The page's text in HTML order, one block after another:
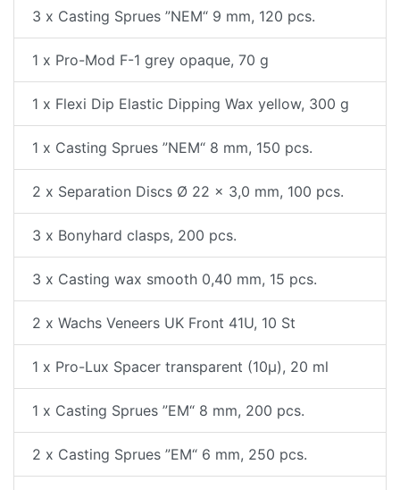
3 x Casting Sprues ”NEM“ 9 mm, 120 pcs.
1 x Pro-Mod F-1 grey opaque, 70 g
1 x Flexi Dip Elastic Dipping Wax yellow, 300 g
1 x Casting Sprues ”NEM“ 8 mm, 150 pcs.
2 x Separation Discs Ø 22 x 3,0 mm, 100 pcs.
3 x Bonyhard clasps, 200 pcs.
3 x Casting wax smooth 0,40 mm, 15 pcs.
2 x Wachs Veneers UK Front 41U, 10 St
1 x Pro-Lux Spacer transparent (10µ), 20 ml
1 x Casting Sprues ”EM“ 8 mm, 200 pcs.
2 x Casting Sprues ”EM“ 6 mm, 250 pcs.